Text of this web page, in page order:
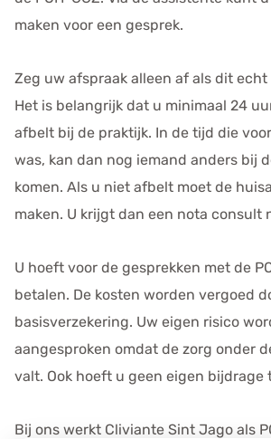
maken voor een gesprek.
Zeg uw afspraak alleen af als dit
Het is belangrijk dat u minimaal 24
afbelt bij de praktijk. In de tijd die
was, kan dan nog iemand anders bij
komen. Als u niet afbelt moet de
maken. U krijgt dan een nota consult
U hoeft voor de gesprekken met de
betalen. De kosten worden vergoed
basisverzekering. Uw eigen risico
aangesproken omdat de zorg onder
valt. Ook hoeft u geen eigen bijdrage
Bij ons werkt Cliviante Sint Jago als